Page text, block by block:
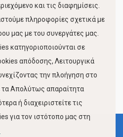
και τις διαφημίσεις.
πληροφορίες σχετικά με
μας με του συνεργάτες μας.
κατηγοριοποιούνται σε
απόδοσης, Λειτουργικά
την πλοήγηση στο
τα Απολύτως απαραίτητα
ή διαχειριστείτε τις
για τον ιστότοπο μας στη